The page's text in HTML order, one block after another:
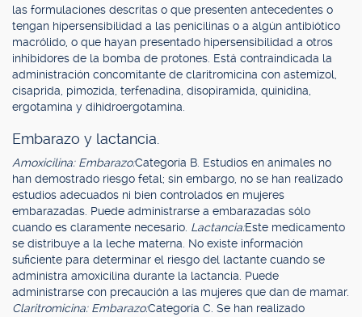
las formulaciones descritas o que presenten antecedentes o
tengan hipersensibilidad a las penicilinas o a algún antibiótico
macrólido, o que hayan presentado hipersensibilidad a otros
inhibidores de la bomba de protones. Está contraindicada la
administración concomitante de claritromicina con astemizol,
cisaprida, pimozida, terfenadina, disopiramida, quinidina,
ergotamina y dihidroergotamina.
Embarazo y lactancia.
Amoxicilina: Embarazo:Categoría B. Estudios en animales no
han demostrado riesgo fetal; sin embargo, no se han realizado
estudios adecuados ni bien controlados en mujeres
embarazadas. Puede administrarse a embarazadas sólo
cuando es claramente necesario. Lactancia:Este medicamento
se distribuye a la leche materna. No existe información
suficiente para determinar el riesgo del lactante cuando se
administra amoxicilina durante la lactancia. Puede
administrarse con precaución a las mujeres que dan de mamar.
Claritromicina: Embarazo:Categoría C. Se han realizado